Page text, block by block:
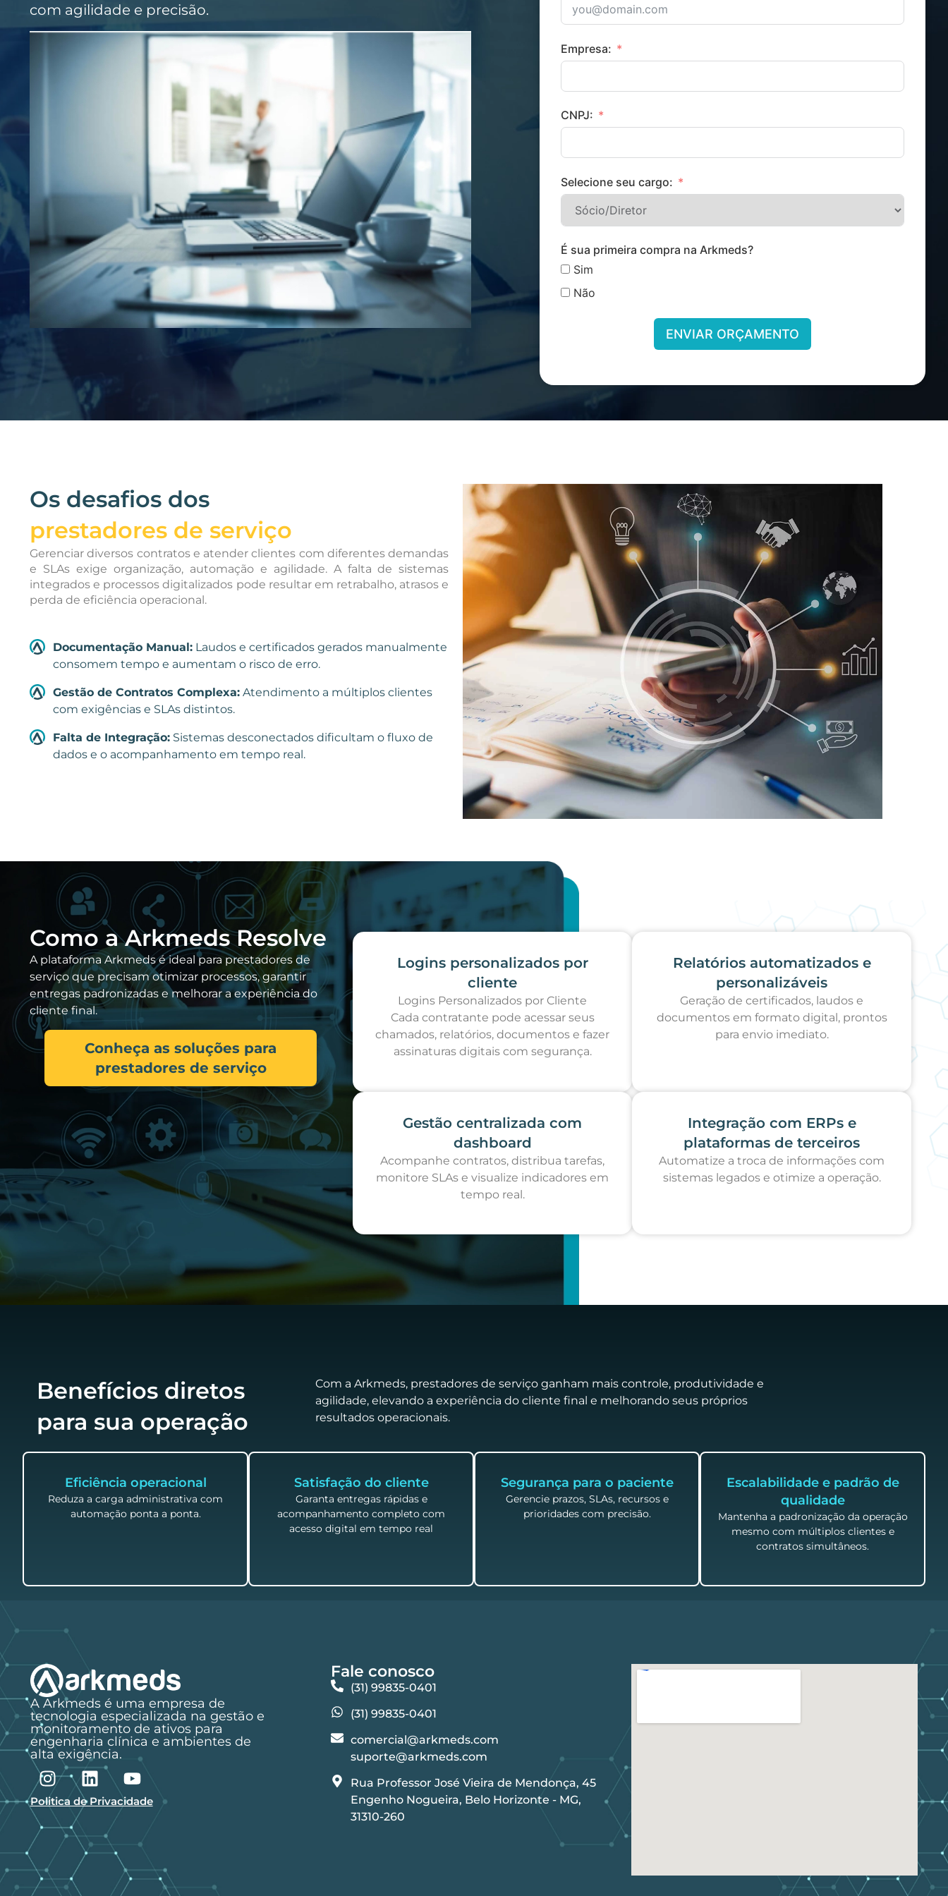
com agilidade e precisão.
Empresa:
CNPJ:
Selecione seu cargo:
É sua primeira compra na Arkmeds?
Sim
Não
ENVIAR ORÇAMENTO
Os desafios dos
prestadores de serviço
Gerenciar diversos contratos e atender clientes com diferentes demandas
e SLAs exige organização, automação e agilidade. A falta de sistemas
integrados e processos digitalizados pode resultar em retrabalho, atrasos e
perda de eficiência operacional.
Documentação Manual:Laudos e certificados gerados manualmente
consomem tempo e aumentam o risco de erro.
Gestão de Contratos Complexa:Atendimento a múltiplos clientes
com exigências e SLAs distintos.
Falta de Integração:Sistemas desconectados dificultam o fluxo de
dados e o acompanhamento em tempo real.
Como a Arkmeds Resolve
A plataforma Arkmeds é ideal para prestadores de
serviço que precisam otimizar processos, garantir
entregas padronizadas e melhorar a experiência do
cliente final.
Conheça as soluções para
prestadores de serviço
Logins personalizados por
cliente
Logins Personalizados por Cliente
Cada contratante pode acessar seus
chamados, relatórios, documentos e fazer
assinaturas digitais com segurança.
Relatórios automatizados e
personalizáveis
Geração de certificados, laudos e
documentos em formato digital, prontos
para envio imediato.
Gestão centralizada com
dashboard
Acompanhe contratos, distribua tarefas,
monitore SLAs e visualize indicadores em
tempo real.
Integração com ERPs e
plataformas de terceiros
Automatize a troca de informações com
sistemas legados e otimize a operação.
Benefícios diretos
para sua operação
Com a Arkmeds, prestadores de serviço ganham mais controle, produtividade e
agilidade, elevando a experiência do cliente final e melhorando seus próprios
resultados operacionais.
Eficiência operacional
Reduza a carga administrativa com
automação ponta a ponta.
Satisfação do cliente
Garanta entregas rápidas e
acompanhamento completo com
acesso digital em tempo real
Segurança para o paciente
Gerencie prazos, SLAs, recursos e
prioridades com precisão.
Escalabilidade e padrão de
qualidade
Mantenha a padronização da operação
mesmo com múltiplos clientes e
contratos simultâneos.
A Arkmeds é uma empresa de
tecnologia especializada na gestão e
monitoramento de ativos para
engenharia clínica e ambientes de
alta exigência.
Politica de Privacidade
Fale conosco
(31) 99835-0401
(31) 99835-0401
comercial@arkmeds.com
suporte@arkmeds.com
Rua Professor José Vieira de Mendonça, 45
Engenho Nogueira, Belo Horizonte - MG,
31310-260